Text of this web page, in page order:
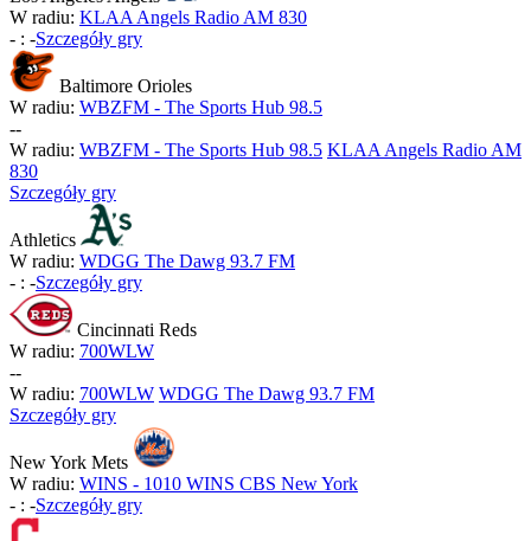
W radiu: KLAA Angels Radio AM 830
- : -Szczegóły gry
Baltimore Orioles
W radiu: WBZFM - The Sports Hub 98.5
--
W radiu: WBZFM - The Sports Hub 98.5 KLAA Angels Radio AM
830
Szczegóły gry
Athletics
W radiu: WDGG The Dawg 93.7 FM
- : -Szczegóły gry
Cincinnati Reds
W radiu: 700WLW
--
W radiu: 700WLW WDGG The Dawg 93.7 FM
Szczegóły gry
New York Mets
W radiu: WINS - 1010 WINS CBS New York
- : -Szczegóły gry